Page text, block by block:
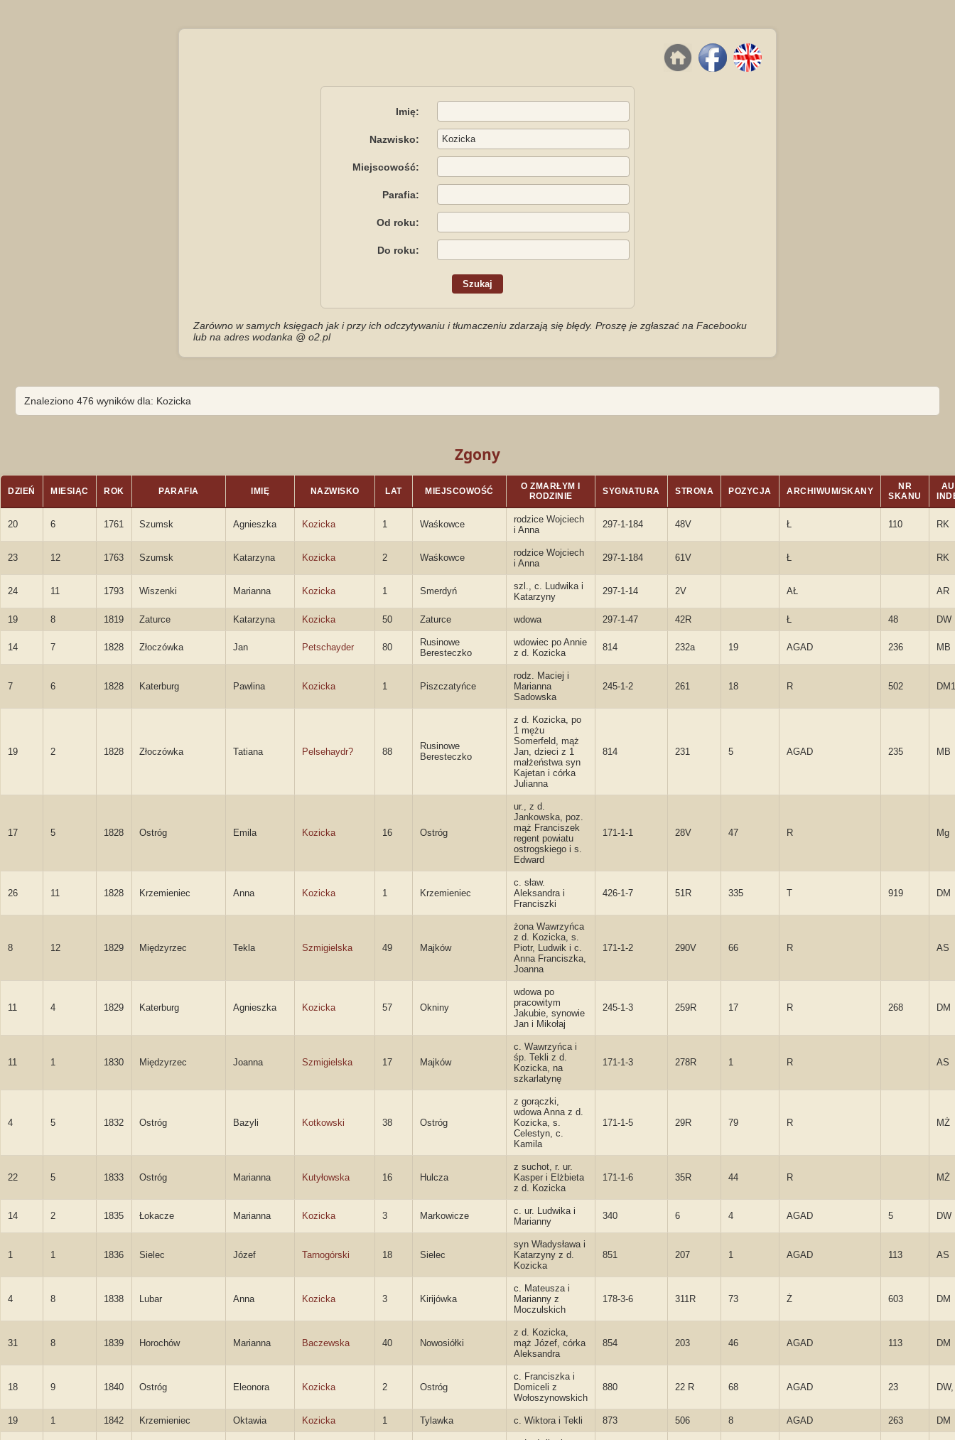
Imię:
Nazwisko:
Miejscowość:
Parafia:
Od roku:
Do roku:
Zarówno w samych księgach jak i przy ich odczytywaniu i tłumaczeniu zdarzają się błędy. Proszę je zgłaszać na Facebooku
lub na adres wodanka @ o2.pl
Znaleziono 476 wyników dla: Kozicka
Zgony
DZIEŃ MIESIĄC ROK PARAFIA IMIĘ NAZWISKO LAT MIEJSCOWOŚĆ
O ZMARŁYM I
RODZINIE
SYGNATURA STRONA POZYCJA ARCHIWUM/SKANY
NR
SKANU
20 6 1761 Szumsk Agnieszka Kozicka 1 Waśkowce
rodzice Wojciech
i Anna
297-1-184 48V Ł 110 RK
23 12 1763 Szumsk Katarzyna Kozicka 2 Waśkowce
rodzice Wojciech
i Anna
297-1-184 61V Ł RK
24 11 1793 Wiszenki Marianna Kozicka 1 Smerdyń
szl., c. Ludwika i
Katarzyny
297-1-14 2V AŁ AR
19 8 1819 Zaturce Katarzyna Kozicka 50 Zaturce wdowa 297-1-47 42R Ł 48 DW
14 7 1828 Złoczówka Jan Petschayder 80
Rusinowe
Beresteczko
wdowiec po Annie
z d. Kozicka
814 232a 19 AGAD 236 MB
7 6 1828 Katerburg Pawlina Kozicka 1 Piszczatyńce
rodz. Maciej i
Marianna
Sadowska
245-1-2 261 18 R 502 DM1
19 2 1828 Złoczówka Tatiana Pelsehaydr? 88
Rusinowe
Beresteczko
z d. Kozicka, po
1 mężu
Somerfeld, mąż
Jan, dzieci z 1
małżeństwa syn
Kajetan i córka
Julianna
814 231 5 AGAD 235 MB
17 5 1828 Ostróg Emila Kozicka 16 Ostróg
ur., z d.
Jankowska, poz.
mąż Franciszek
regent powiatu
ostrogskiego i s.
Edward
171-1-1 28V 47 R Mg
26 11 1828 Krzemieniec Anna Kozicka 1 Krzemieniec
c. sław.
Aleksandra i
Franciszki
426-1-7 51R 335 T 919 DM
8 12 1829 Międzyrzec Tekla Szmigielska 49 Majków
żona Wawrzyńca
z d. Kozicka, s.
Piotr, Ludwik i c.
Anna Franciszka,
Joanna
171-1-2 290V 66 R AS
11 4 1829 Katerburg Agnieszka Kozicka 57 Okniny
wdowa po
pracowitym
Jakubie, synowie
Jan i Mikołaj
245-1-3 259R 17 R 268 DM
11 1 1830 Międzyrzec Joanna Szmigielska 17 Majków
c. Wawrzyńca i
śp. Tekli z d.
Kozicka, na
szkarlatynę
171-1-3 278R 1 R AS
4 5 1832 Ostróg Bazyli Kotkowski 38 Ostróg
z gorączki,
wdowa Anna z d.
Kozicka, s.
Celestyn, c.
Kamila
171-1-5 29R 79 R MŻ
22 5 1833 Ostróg Marianna Kutyłowska 16 Hulcza
z suchot, r. ur.
Kasper i Elżbieta
z d. Kozicka
171-1-6 35R 44 R MŻ
14 2 1835 Łokacze Marianna Kozicka 3 Markowicze
c. ur. Ludwika i
Marianny
340 6 4 AGAD 5 DW
1 1 1836 Sielec Józef Tarnogórski 18 Sielec
syn Władysława i
Katarzyny z d.
Kozicka
851 207 1 AGAD 113 AS
4 8 1838 Lubar Anna Kozicka 3 Kirijówka
c. Mateusza i
Marianny z
Moczulskich
178-3-6 311R 73 Ż 603 DM
31 8 1839 Horochów Marianna Baczewska 40 Nowosiółki
z d. Kozicka,
mąż Józef, córka
Aleksandra
854 203 46 AGAD 113 DM
18 9 1840 Ostróg Eleonora Kozicka 2 Ostróg
c. Franciszka i
Domiceli z
Wołoszynowskich
880 22 R 68 AGAD 23
19 1 1842 Krzemieniec Oktawia Kozicka 1 Tylawka c. Wiktora i Tekli 873 506 8 AGAD 263 DM